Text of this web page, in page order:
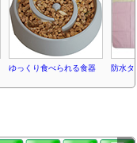
ゆっくり食べられる食器 防水タ